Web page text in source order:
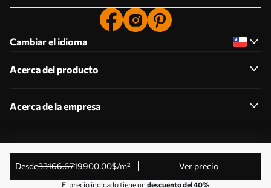
desde33166.6719900.00$/m² Ver precio
El precio indicado tiene un descuento del 40%
Cambiar el idioma
Acerca del producto
Acerca de la empresa
Editar permisos de cookies
© 2011-2026 Uwalls . Todos los derechos reservados.
Gestionado por KLW Sp. z o.o. CIF: PL9223057591.